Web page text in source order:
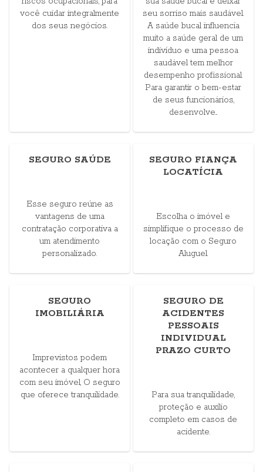
você cuidar integralmente
dos seus negócios.
seu sorriso mais saudável.
A saúde bucal influencia
muito a saúde geral de um
indivíduo e uma pessoa
saudável tem melhor
desempenho profissional.
Para garantir o bem-estar
de seus funcionários,
desenvolve...
SEGURO SAÚDE
Esse seguro reúne as
vantagens de uma
contratação corporativa a
um atendimento
personalizado.
SEGURO FIANÇA
LOCATÍCIA
Escolha o imóvel e
simplifique o processo de
locação com o Seguro
Aluguel.
SEGURO
IMOBILIÁRIA
Imprevistos podem
acontecer a qualquer hora
com seu imóvel, O seguro
que oferece tranquilidade.
SEGURO DE
ACIDENTES
PESSOAIS
INDIVIDUAL
PRAZO CURTO
Para sua tranquilidade,
proteção e auxílio
completo em casos de
acidente.